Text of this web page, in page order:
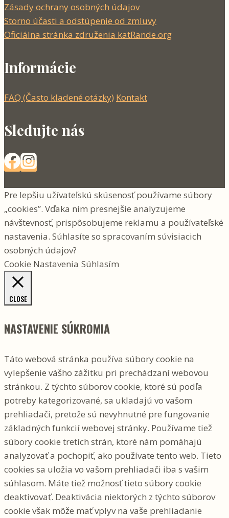
Zásady ochrany osobných údajov
Storno účasti a odstúpenie od zmluvy
Oficiálna stránka združenia katRande.org
Informácie
FAQ (Často kladené otázky) Kontakt
Sledujte nás
Pre lepšiu užívateľskú skúsenosť používame súbory
„cookies”. Vďaka nim presnejšie analyzujeme
návštevnosť, prispôsobujeme reklamu a používateľské
nastavenia. Súhlasíte so spracovaním súvisiacich
osobných údajov?
Cookie Nastavenia Súhlasím
CLOSE
NASTAVENIE SÚKROMIA
Táto webová stránka používa súbory cookie na
vylepšenie vášho zážitku pri prechádzaní webovou
stránkou. Z týchto súborov cookie, ktoré sú podľa
potreby kategorizované, sa ukladajú vo vašom
prehliadači, pretože sú nevyhnutné pre fungovanie
základných funkcií webovej stránky. Používame tiež
súbory cookie tretích strán, ktoré nám pomáhajú
analyzovať a pochopiť, ako používate tento web. Tieto
cookies sa uložia vo vašom prehliadači iba s vašim
súhlasom. Máte tiež možnosť tieto súbory cookie
deaktivovať. Deaktivácia niektorých z týchto súborov
cookie však môže mať vplyv na vaše prehliadanie